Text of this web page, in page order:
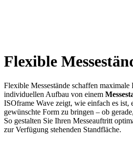
Flexible
Flexible Messestände schaffen maximale
individuellen Aufbau von einem
ISOframe Wave zeigt, wie einfach es ist,
gewünschte Form zu bringen – ob
So gestalten Sie Ihren Messeauftritt
zur Verfügung stehenden Standfläche.